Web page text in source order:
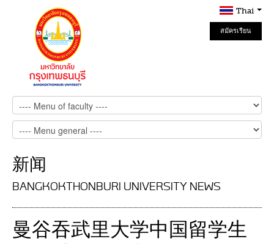
Thai
สมัครเรียน
Online
新闻
BANGKOKTHONBURI UNIVERSITY NEWS
曼谷吞武里大学中国留学生